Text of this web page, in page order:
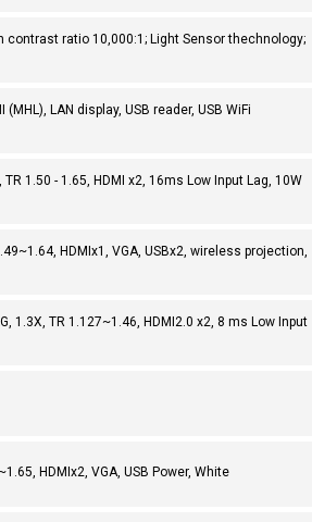
contrast ratio 10,000:1; Light Sensor thechnology;
LAN display, USB reader, USB WiFi
1.50 - 1.65, HDMI x2, 16ms Low Input Lag, 10W
HDMIx1, VGA, USBx2, wireless projection,
1.3X, TR 1.127~1.46, HDMI2.0 x2, 8 ms Low Input
HDMIx2, VGA, USB Power, White